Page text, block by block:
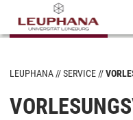
LEUPHANA SERVICE